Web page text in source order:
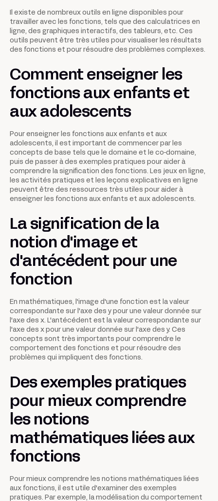
Il existe de nombreux outils en ligne disponibles pour
travailler avec les fonctions, tels que des calculatrices en
ligne, des graphiques interactifs, des tableurs, etc. Ces
outils peuvent être très utiles pour visualiser les résultats
des fonctions et pour résoudre des problèmes complexes.
Comment enseigner les
fonctions aux enfants et
aux adolescents
Pour enseigner les fonctions aux enfants et aux
adolescents, il est important de commencer par les
concepts de base tels que le domaine et le co-domaine,
puis de passer à des exemples pratiques pour aider à
comprendre la signification des fonctions. Les jeux en ligne,
les activités pratiques et les leçons explicatives en ligne
peuvent être des ressources très utiles pour aider à
enseigner les fonctions aux enfants et aux adolescents.
La signification de la
notion d'image et
d'antécédent pour une
fonction
En mathématiques, l'image d'une fonction est la valeur
correspondante sur l'axe des y pour une valeur donnée sur
l'axe des x. L'antécédent est la valeur correspondante sur
l'axe des x pour une valeur donnée sur l'axe des y. Ces
concepts sont très importants pour comprendre le
comportement des fonctions et pour résoudre des
problèmes qui impliquent des fonctions.
Des exemples pratiques
pour mieux comprendre
les notions
mathématiques liées aux
fonctions
Pour mieux comprendre les notions mathématiques liées
aux fonctions, il est utile d'examiner des exemples
pratiques. Par exemple, la modélisation du comportement